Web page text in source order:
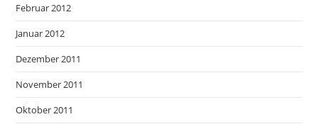
Februar 2012
Januar 2012
Dezember 2011
November 2011
Oktober 2011